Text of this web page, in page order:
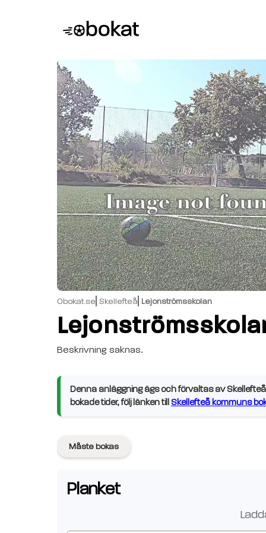
Obokat.se Skellefteå Lejonströmsskolan
Beskrivning saknas.
Denna anläggning ägs och förvaltas av
bokade tider, följ länken till Skellefteå kommuns
Måste bokas
Planket